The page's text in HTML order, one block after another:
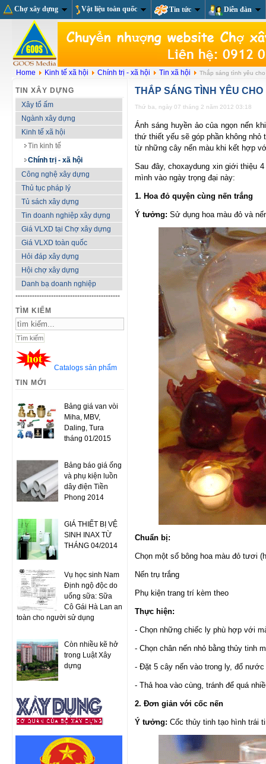
Chợ xây dựng Vật liệu toàn quốc Tin tức Diễn đàn
Home Kinh tế xã hội Chính trị - xã hội Tin xã hội Thắp sáng tình yêu
TIN XÂY DỰNG
Xây tổ ấm
Ngành xây dựng
Kinh tế xã hội
Tin kinh tế
Chính trị - xã hội
Công nghệ xây dựng
Thủ tục pháp lý
Tủ sách xây dựng
Tin doanh nghiệp xây dựng
Giá VLXD tại Chợ xây dựng
Giá VLXD toàn quốc
Hỏi đáp xây dựng
Hội chợ xây dựng
Danh bạ doanh nghiệp
--------------------------------------------
TÌM KIẾM
Catalogs sản phẩm
TIN MỚI
Bảng giá van vòi
Miha, MBV,
Daling, Tura
tháng 01/2015
Bảng báo giá ống
và phụ kiện luồn
dây điện Tiền
Phong 2014
GIÁ THIẾT BỊ VỆ
SINH INAX TỪ
THÁNG 04/2014
Vụ học sinh Nam
Định ngộ độc do
uống sữa: Sữa
Cô Gái Hà Lan an
toàn cho người sử dụng
Còn nhiều kẽ hở
trong Luật Xây
dựng
THẮP SÁNG TÌNH YÊU
Thứ ba, ngày 07 tháng 2 năm 2012 03:18
Ánh sáng huyền ảo của ngọn nến
thứ thiết yếu sẽ góp phần không
từ những cây nến màu khi kết hợp
Sau đây, choxaydung xin giới thiệu
mình vào ngày trọng đại này:
1. Hoa đỏ quyện cùng nến trắng
Ý tưởng: Sử dụng hoa màu đỏ và
Chuẩn bị:
Chọn một số bông hoa màu đỏ tươi
Nến trụ trắng
Phụ kiện trang trí kèm theo
Thực hiện:
- Chọn những chiếc ly phù hợp với
- Chọn chân nến nhỏ bằng thủy tinh
- Đặt 5 cây nến vào trong ly, đổ
- Thả hoa vào cùng, tránh để quá
2. Đơn giản với cốc nến
Ý tưởng:Cốc thủy tinh tạo hình trái